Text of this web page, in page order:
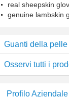
real sheepskin
genuine lambskin
Guanti della
Osservi tutti i
Profilo Aziendale